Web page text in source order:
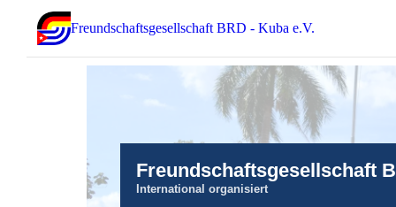
Freundschaftsgesellschaft BRD - Kuba e.V.
Freundschaftsgesellschaft
International organisiert